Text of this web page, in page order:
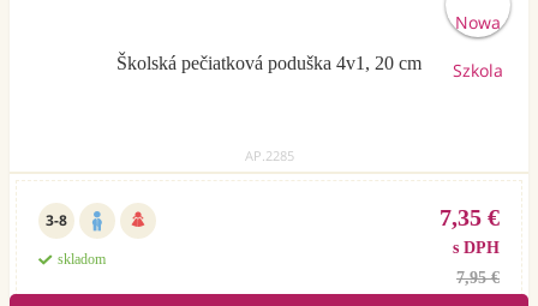
Školská pečiatková poduška 4v1, 20 cm
AP.2285
3-8
skladom
7,35 €
s DPH
7,95 €